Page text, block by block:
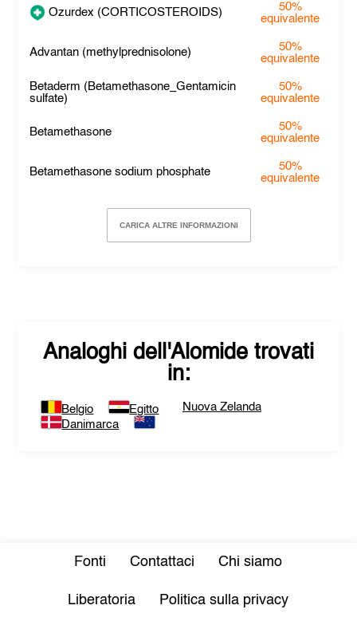
Ozurdex (CORTICOSTEROIDS)
50%
equivalente
Advantan (methylprednisolone)
50%
equivalente
Betaderm (Betamethasone_Gentamicin
sulfate)
50%
equivalente
Betamethasone
50%
equivalente
Betamethasone sodium phosphate
50%
equivalente
CARICA ALTRE INFORMAZIONI
Analoghi dell'Alomide trovati
in:
Belgio
Egitto
Danimarca
Nuova Zelanda
Fonti Contattaci Chi siamo
Liberatoria Politica sulla privacy